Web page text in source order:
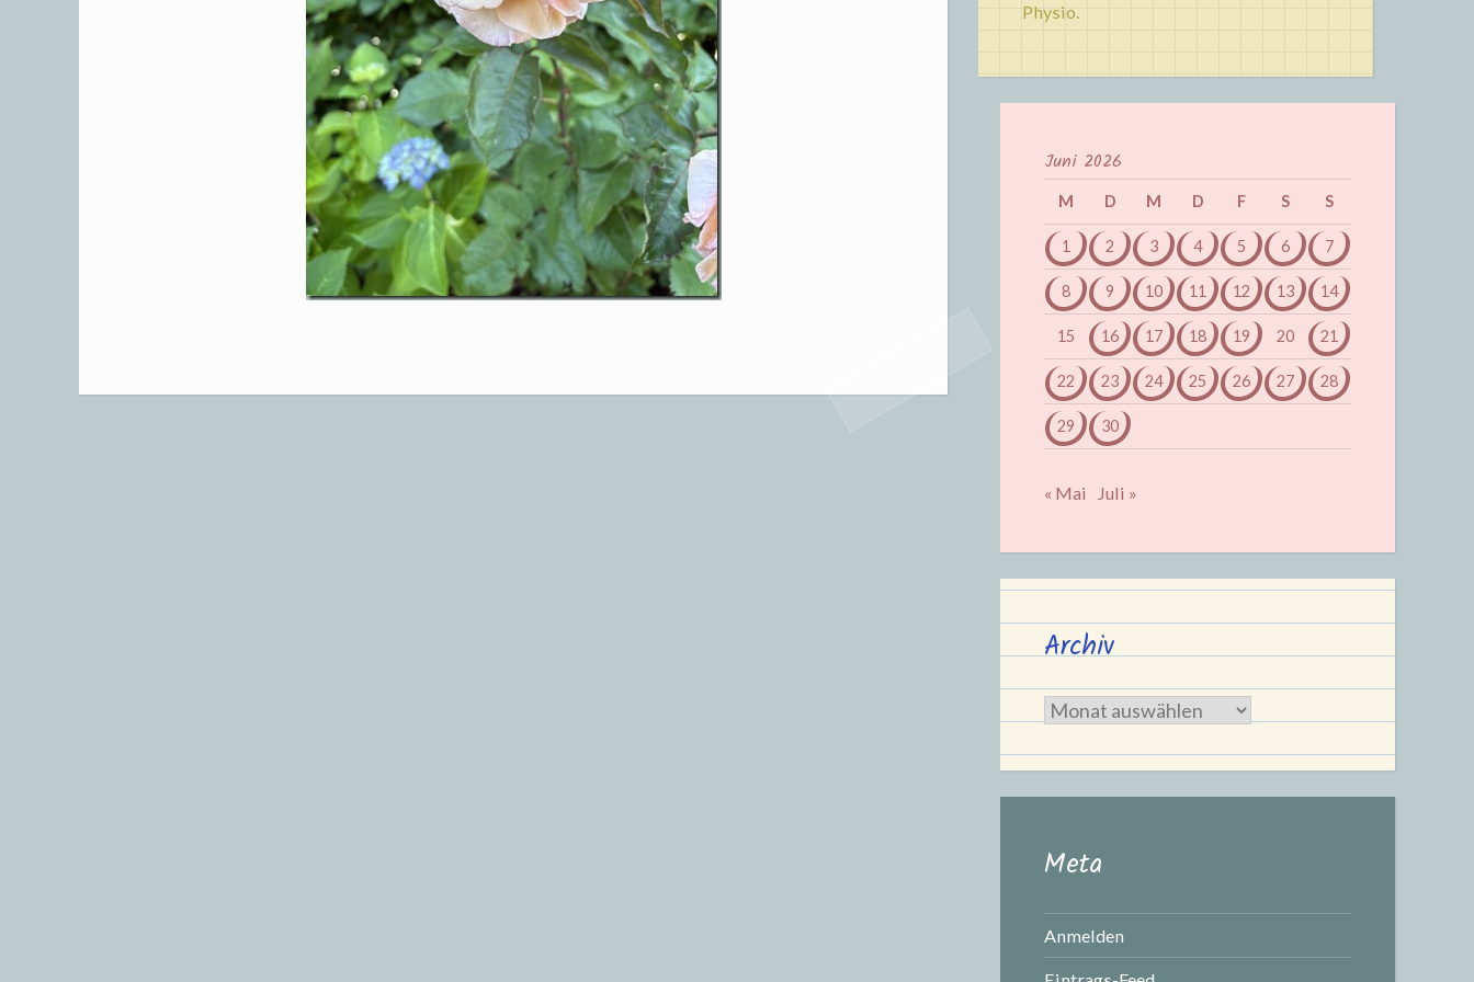
Physio.
Juni 2026
M D M D F S S
1 2 3 4 5 6 7
8 9 10 11 12 13 14
15 16 17 18 19 20 21
22 23 24 25 26 27 28
29 30
« Mai Juli »
Archiv
Archiv
Meta
Anmelden